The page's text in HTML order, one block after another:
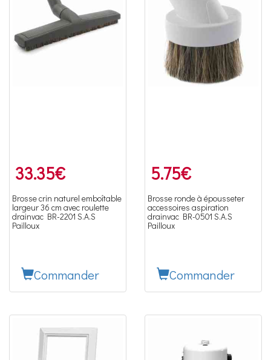
33.35€
Brosse crin naturel emboîtable
largeur 36 cm avec roulette
drainvac BR-2201 S.A.S
Pailloux
Commander
5.75€
Brosse ronde à épousseter
accessoires aspiration
drainvac BR-0501 S.A.S
Pailloux
Commander